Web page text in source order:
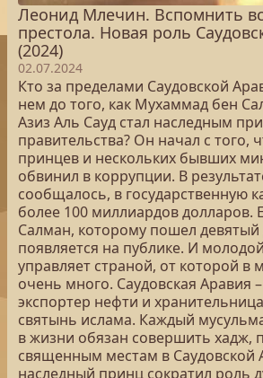
Леонид Млечин. Вспомнить
престола. Новая роль
(2024)
02.07.2024
Кто за пределами Саудовской
нем до того, как Мухаммад бен
Азиз Аль Сауд стал наследным
правительства? Он начал с того,
принцев и нескольких бывших
обвинил в коррупции. В
сообщалось, в государственную
более 100 миллиардов долларов.
Салман, которому пошел девятый
появляется на публике. И
управляет страной, от которой в
очень много. Саудовская Аравия
экспортер нефти и
святынь ислама. Каждый
в жизни обязан совершить хадж,
священным местам в Саудовской
наследный принц сократил роль